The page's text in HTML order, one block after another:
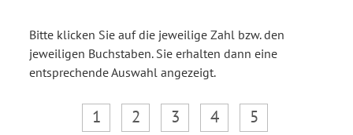
Bitte klicken Sie auf die jeweilige Zahl bzw. den
jeweiligen Buchstaben. Sie erhalten dann eine
entsprechende Auswahl angezeigt.
1 2 3 4
5